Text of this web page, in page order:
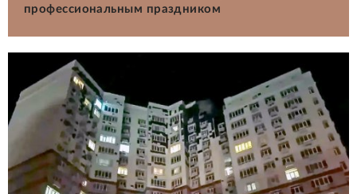
профессиональным праздником